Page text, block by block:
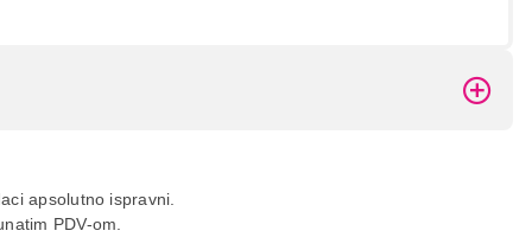
apsolutno ispravni.
PDV-om.